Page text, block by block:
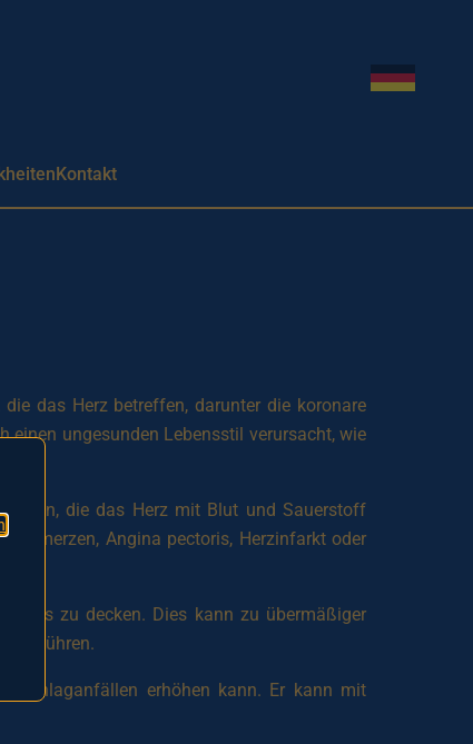
Sprache
Kontakt
das Herz betreffen, darunter die koronare
einen ungesunden Lebensstil verursacht, wie
die das Herz mit Blut und Sauerstoff
Angina pectoris, Herzinfarkt oder
zu decken. Dies kann zu übermäßiger
führen.
Schlaganfällen erhöhen kann. Er kann mit